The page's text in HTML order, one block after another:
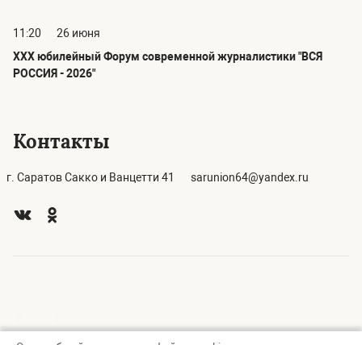
11:20
26 июня
ХХХ юбилейный Форум современной журналистики "ВСЯ
РОССИЯ - 2026"
Контакты
г. Саратов Сакко и Ванцетти 41 sarunion64@yandex.ru